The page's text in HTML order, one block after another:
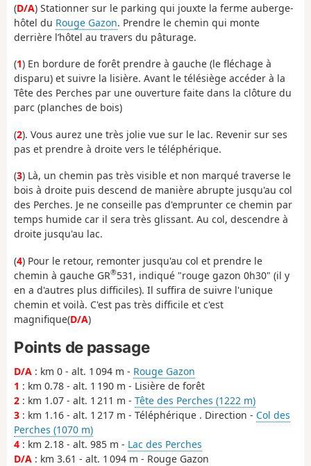
(D/A) Stationner sur le parking qui jouxte la ferme auberge-
hôtel du Rouge Gazon. Prendre le chemin qui monte
derrière l’hôtel au travers du pâturage.
(1) En bordure de forêt prendre à gauche (le fléchage à
disparu) et suivre la lisière. Avant le télésiège accéder à la
Tête des Perches par une ouverture faite dans la clôture du
parc (planches de bois)
(2). Vous aurez une très jolie vue sur le lac. Revenir sur ses
pas et prendre à droite vers le téléphérique.
(3) Là, un chemin pas très visible et non marqué traverse le
bois à droite puis descend de manière abrupte jusqu'au col
des Perches. Je ne conseille pas d'emprunter ce chemin par
temps humide car il sera très glissant. Au col, descendre à
droite jusqu'au lac.
(4) Pour le retour, remonter jusqu'au col et prendre le
chemin à gauche GR®531, indiqué "rouge gazon 0h30" (il y
en a d'autres plus difficiles). Il suffira de suivre l'unique
chemin et voilà. C'est pas très difficile et c'est
magnifique(D/A)
Points de passage
D/A : km 0 - alt. 1 094 m - Rouge Gazon
1 : km 0.78 - alt. 1 190 m - Lisière de forêt
2 : km 1.07 - alt. 1 211 m - Tête des Perches (1222 m)
3 : km 1.16 - alt. 1 217 m - Téléphérique . Direction - Col des
Perches (1070 m)
4 : km 2.18 - alt. 985 m - Lac des Perches
D/A : km 3.61 - alt. 1 094 m - Rouge Gazon